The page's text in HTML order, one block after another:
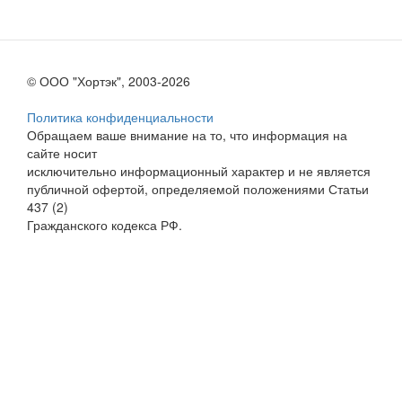
© ООО "Хортэк", 2003-2026
Политика конфиденциальности
Обращаем ваше внимание на то, что информация на
сайте носит
исключительно информационный характер и не является
публичной офертой, определяемой положениями Статьи
437 (2)
Гражданского кодекса РФ.